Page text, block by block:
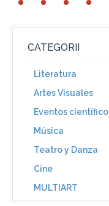
CATEGORII
Literatura
Artes Visuales
Eventos
Música
Teatro y Danza
Cine
MULTIART